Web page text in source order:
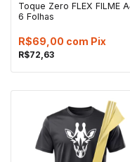
Toque Zero FLEX FILME
6 Folhas
R$72,63
R$69,00 com Pix